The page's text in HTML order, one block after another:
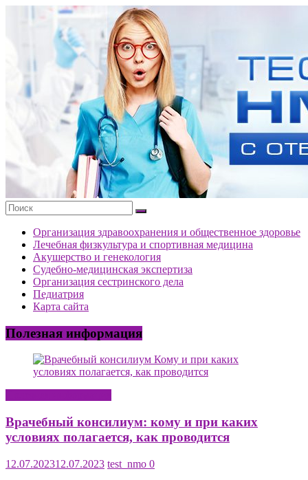
содержимому
Тесты
портала
НМО
ответами
Организация здравоохранения и общественное здоровье
Лечебная физкультура и спортивная медицина
Акушерство и генекология
Судебно-медицинская экспертиза
Организация сестринского дела
Педиатрия
Карта сайта
Полезная информация
Врачебный консилиум: кому и при каких
условиях полагается, как проводится
12.07.202312.07.2023 test_nmo 0